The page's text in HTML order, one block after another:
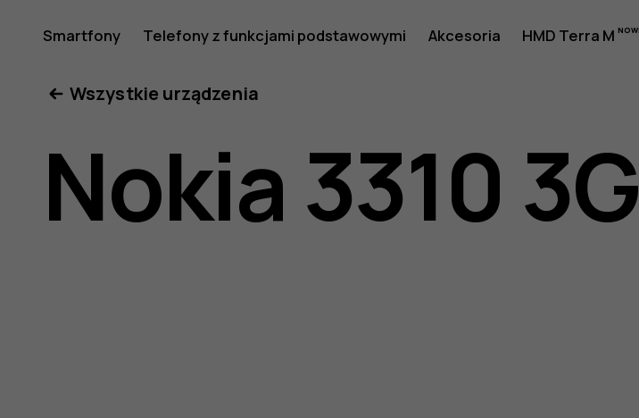
Instrukcja
obsługi
Nokia
Smartfony Telefony z funkcjami podstawowymi Akcesoria HMD Terra M
Wszystkie urządzenia
Nokia 3310 3G